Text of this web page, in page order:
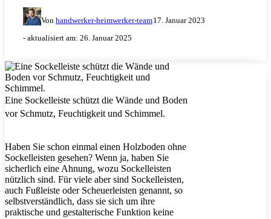
Von handwerker-heimwerker-team17. Januar 2023
- aktualisiert am: 26. Januar 2025
Eine Sockelleiste schützt die Wände und Boden
vor Schmutz, Feuchtigkeit und Schimmel.
Haben Sie schon einmal einen Holzboden ohne
Sockelleisten gesehen? Wenn ja, haben Sie
sicherlich eine Ahnung, wozu Sockelleisten
nützlich sind. Für viele aber sind Sockelleisten,
auch Fußleiste oder Scheuerleisten genannt, so
selbstverständlich, dass sie sich um ihre
praktische und gestalterische Funktion keine